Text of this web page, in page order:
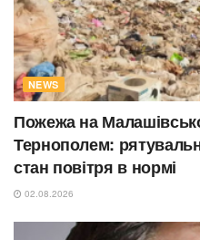
NEWS
Пожежа на
Тернополем:
стан повітря в нормі
02.08.2026